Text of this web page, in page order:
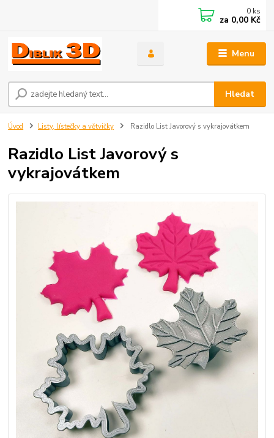
Menu
Hledat
0 ks
za 0,00 Kč
Úvod Listy, lístečky a větvičky Razidlo List Javorový s vykrajovátkem
Razidlo List Javorový s
vykrajovátkem